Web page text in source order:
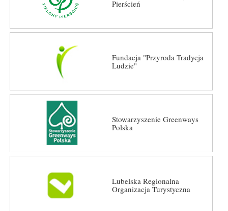
Pierścień
Fundacja "Przyroda Tradycja
Ludzie"
Stowarzyszenie Greenways
Polska
Lubelska Regionalna
Organizacja Turystyczna